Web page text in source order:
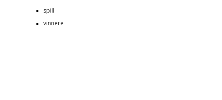
spill
vinnere